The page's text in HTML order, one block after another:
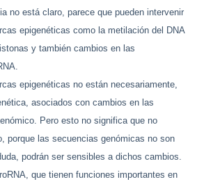
no está claro, parece que pueden intervenir
epigenéticas como la metilación del DNA
y también cambios en las
epigenéticas no están necesariamente,
asociados con cambios en las
Pero esto no significa que no
porque las secuencias genómicas no son
podrán ser sensibles a dichos cambios.
que tienen funciones importantes en